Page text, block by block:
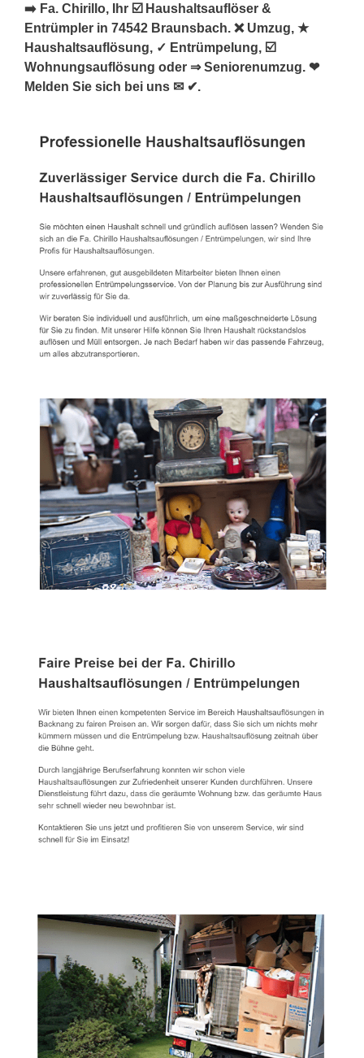
➡️ Fa. Chirillo, Ihr ☑️ Haushaltsauflöser &
Entrümpler in 74542 Braunsbach. ❌ Umzug, ★
Haushaltsauflösung, ✓ Entrümpelung, ☑️
Wohnungsauflösung oder ⇒ Seniorenumzug. ❤
Melden Sie sich bei uns ✉ ✔.